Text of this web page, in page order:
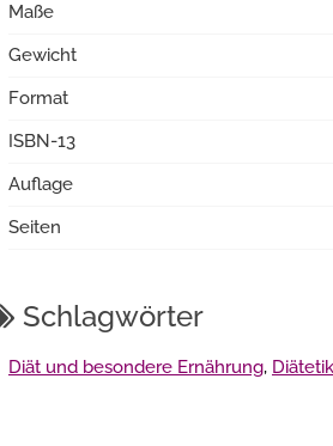
Maße
Gewicht
Format
ISBN-13
Auflage
Seiten
Schlagwörter
Diät und besondere Ernährung,